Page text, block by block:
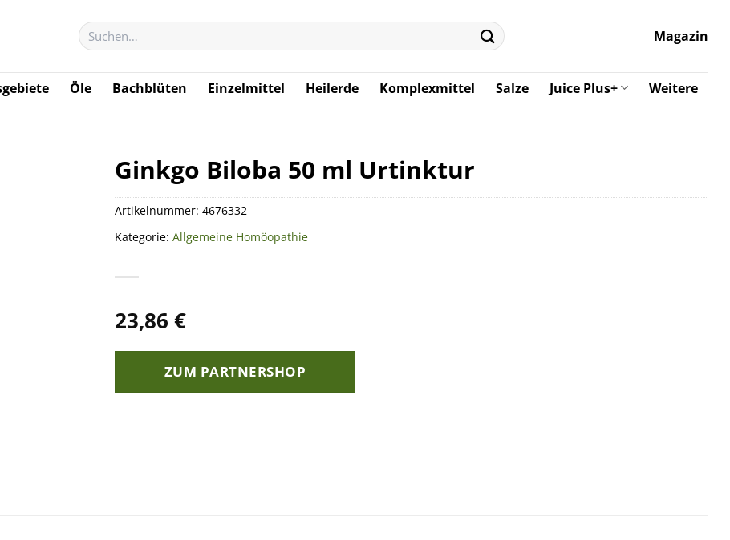
Suchen
nach:
Magazin
Öle Bachblüten Einzelmittel Heilerde Komplexmittel Salze Juice Plus+ Weitere
Ginkgo Biloba 50 ml Urtinktur
23,86 €
ZUM PARTNERSHOP
Artikelnummer: 4676332
Kategorie: Allgemeine Homöopathie